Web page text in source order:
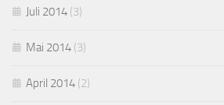
Juli 2014 (3)
Mai 2014 (3)
April 2014 (2)